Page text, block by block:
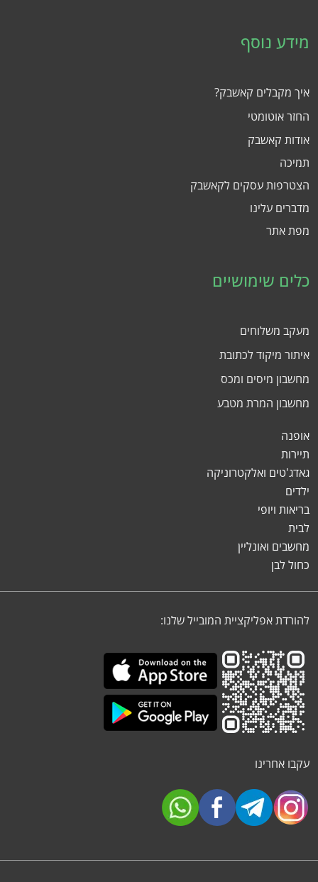
מידע נוסף
איך מקבלים קאשבק?
החזר אוטומטי
אודות קאשבק
תמיכה
הצטרפות עסקים לקאשבק
מדברים עלינו
מפת אתר
כלים שימושיים
מעקב משלוחים
איתור מיקוד לכתובת
מחשבון מיסים ומכס
מחשבון המרת מטבע
אופנה
תיירות
גאדג'טים ואלקטרוניקה
ילדים
בריאות ויופי
לבית
מחשבים ואונליין
כחול לבן
להורדת אפליקציית המובייל שלנו:
עקבו אחרינו